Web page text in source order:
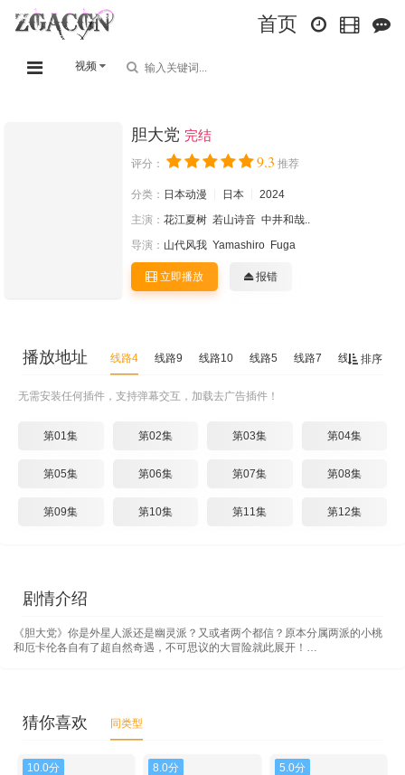
首页
视频
胆大党 完结
评分： 9.3 推荐
分类： 日本动漫 日本
2024
主演： 花江夏树 若山诗音 中井和哉..
导演： 山代风我 Yamashiro Fuga
立即播放 报错
排序
播放地址 线路4 线路9 线路10 线路5 线路7 线路6
无需安装任何插件，支持弹幕交互，加载去广告插件！
第01集 第02集 第03集 第04集
第05集 第06集 第07集 第08集
第09集 第10集 第11集 第12集
剧情介绍
《胆大党》你是外星人派还是幽灵派？又或者两个都信？原本分属两派的小桃
和厄卡伦各自有了超自然奇遇，不可思议的大冒险就此展开！…
猜你喜欢 同类型
10.0分 8.0分 5.0分